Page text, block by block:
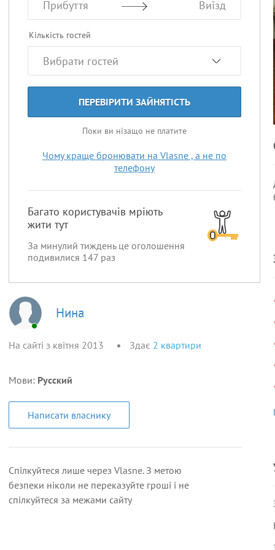
Прибуття Виїзд
Кількість гостей
ПЕРЕВІРИТИ ЗАЙНЯТІСТЬ
Поки ви нізащо не платите
Чому краще бронювати на Vlasne , а не по
телефону
Багато користувачів мріють
жити тут
За минулий тиждень це оголошення
подивилися 147 раз
Нина
На сайті з квітня 2013 Здає 2 квартири
Мови: Русский
Написати власнику
Спілкуйтеся лише через Vlasne. З метою
безпеки ніколи не переказуйте гроші і не
спілкуйтеся за межами сайту